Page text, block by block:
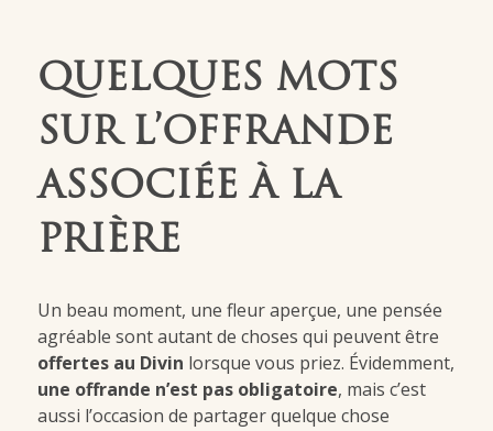
QUELQUES MOTS
SUR L’OFFRANDE
ASSOCIÉE À LA
PRIÈRE
Un beau moment, une fleur aperçue, une pensée
agréable sont autant de choses qui peuvent être
offertes au Divin lorsque vous priez. Évidemment,
une offrande n’est pas obligatoire, mais c’est
aussi l’occasion de partager quelque chose